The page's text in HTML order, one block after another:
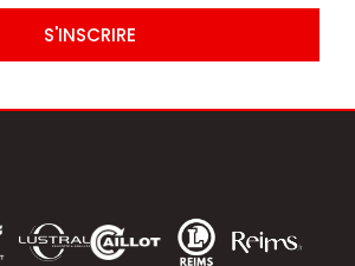
S'INSCRIRE